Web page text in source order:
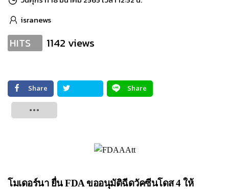
isranews
HITS 1142 views
Share
Share
โมเดอร์นา ยื่น FDA ขออนุมัติฉีดวัคซีนโดส 4 ให้